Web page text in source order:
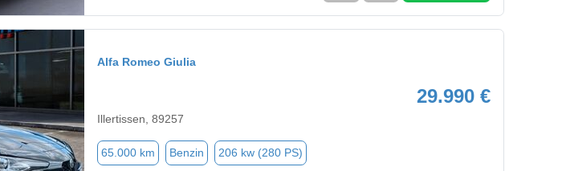
Alfa Romeo Giulia
29.990 €
Illertissen, 89257
65.000 km Benzin 206 kw (280 PS)